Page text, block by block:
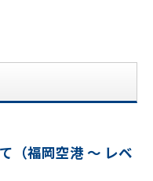
（福岡空港 ～ レベ